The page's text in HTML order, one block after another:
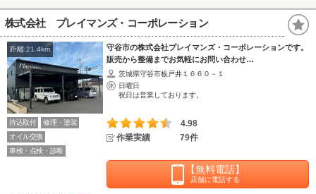
株式会社 プレイマンズ・コーポレーション
距離:21.4km
守谷市の株式会社プレイマンズ・コーポレーションです。
販売から整備までお気軽にお問い合わせ…
茨城県守谷市板戸井１６６０－１
日曜日
祝日は営業しております。
持込取付
修理・塗装
オイル交換
車検・点検・診断
4.98
作業実績
79件
【無料電話】
店舗に電話する